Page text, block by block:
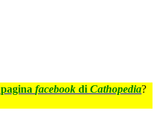
pagina facebook di Cathopedia?